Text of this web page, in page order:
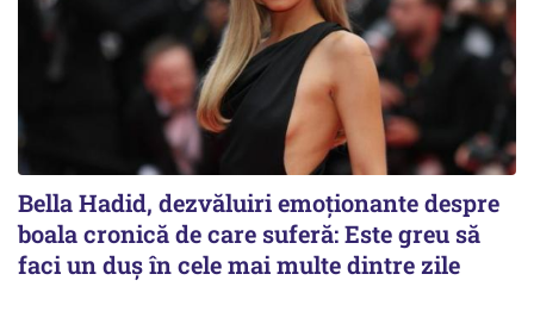
Bella Hadid, dezvăluiri emoționante despre
boala cronică de care suferă: Este greu să
faci un duș în cele mai multe dintre zile